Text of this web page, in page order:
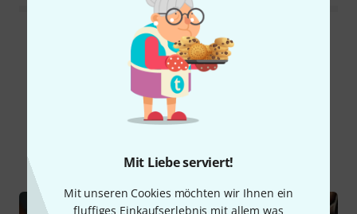
Mit Liebe serviert!
Mit unseren Cookies möchten wir Ihnen ein
fluffiges Einkaufserlebnis mit allem was
Alle Bewertungen lesen
Schon gewusst?
Alle Ratgeber